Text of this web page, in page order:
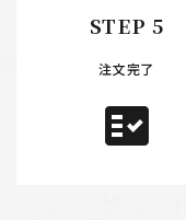
STEP 5
注文完了
fact_check